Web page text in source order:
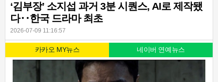
‘김부장’ 소지섭 과거 3분 시퀀스, AI로 제작됐
다‥한국 드라마 최초
2026-07-09 11:16:57
카카오 MY뉴스 네이버 연예뉴스